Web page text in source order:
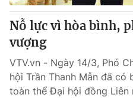
Nỗ lực vì hòa bình,
vượng
VTV.vn - Ngày 14/3, Phó
hội Trần Thanh Mẫn đã
toàn thể Đại hội đồng Liên